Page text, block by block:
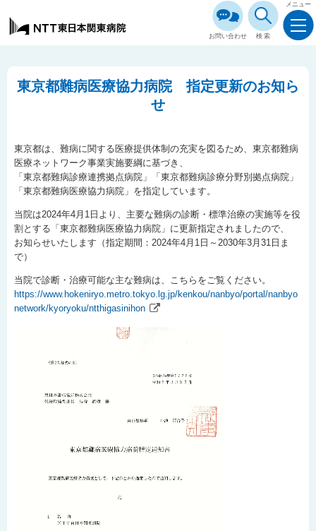
お問い合わせ 検索
メニュー
東京都難病医療協力病院 指定更新のお知ら
せ
東京都は、難病に関する医療提供体制の充実を図るため、東京都難病
医療ネットワーク事業実施要綱に基づき、
「東京都難病診療連携拠点病院」「東京都難病診療分野別拠点病院」
「東京都難病医療協力病院」を指定しています。
当院は2024年4月1日より、主要な難病の診断・標準治療の実施等を役
割とする「東京都難病医療協力病院」に更新指定されましたので、
お知らせいたします（指定期間：2024年4月1日～2030年3月31日ま
で）
当院で診断・治療可能な主な難病は、こちらをご覧ください。
https://www.hokeniryo.metro.tokyo.lg.jp/kenkou/nanbyo/portal/nanbyo
network/kyoryoku/ntthigasinihon